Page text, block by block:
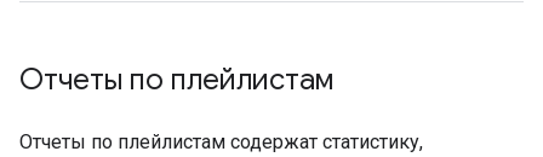
Отчеты по плейлистам
Отчеты по плейлистам содержат статистику,